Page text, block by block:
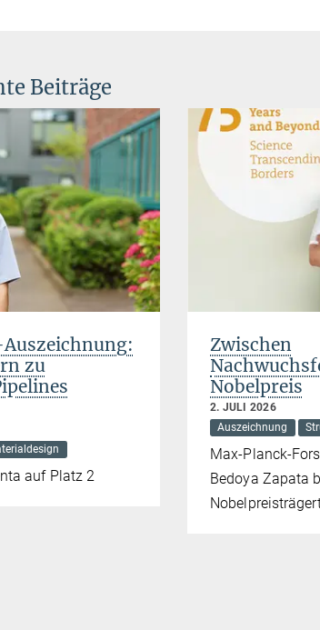
Beiträge
zu
auf Platz 2
Zwischen
Nobelpreis
2. JULI 2026
Auszeichnung
Max-Planck-
Bedoya Zapata